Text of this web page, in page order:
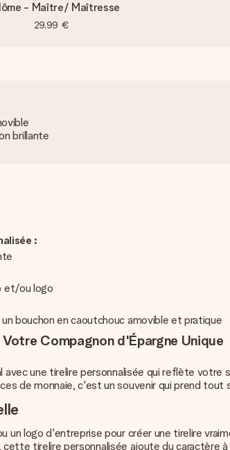
- Maître/ Maîtresse
29,99 €
brillante
:
et/ou logo
bouchon en caoutchouc amovible et pratique
Compagnon d'Épargne Unique
avec une tirelire personnalisée qui reflète
de monnaie, c'est un souvenir qui prend tout
un logo d'entreprise pour créer une tirelire
tirelire personnalisée ajoute du caractère